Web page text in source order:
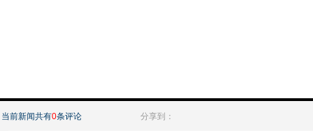
当前新闻共有0条评论 分享到：